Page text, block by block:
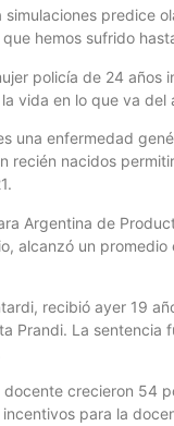
predice
hemos sufrido
policía de 24
vida en lo que va del
una enfermedad
recién nacidos
Argentina de
alcanzó un
recibió ayer 19
Prandi. La sentencia
crecieron 54
para la